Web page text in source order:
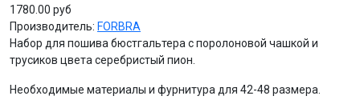
1780.00 руб
Производитель: FORBRA
Набор для пошива бюстгальтера с поролоновой чашкой и
трусиков цвета серебристый пион.
Необходимые материалы и фурнитура для 42-48 размера.